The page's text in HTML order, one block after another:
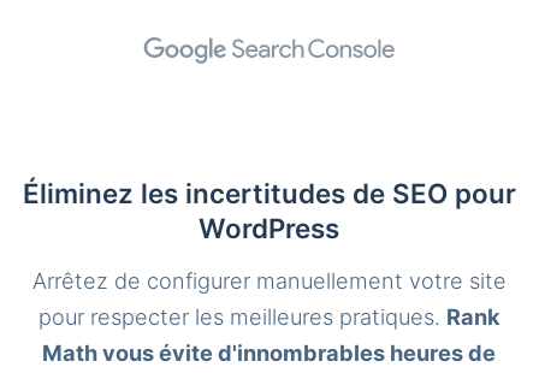
Éliminez les incertitudes de SEO pour
WordPress
Arrêtez de configurer manuellement votre site
pour respecter les meilleures pratiques. Rank
Math vous évite d'innombrables heures de